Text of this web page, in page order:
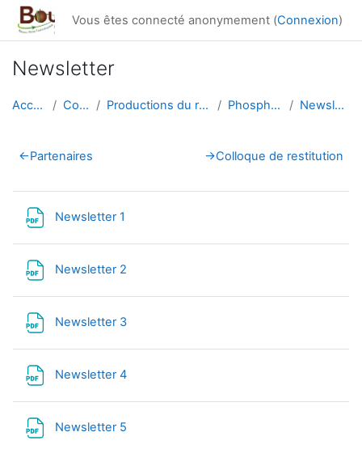
Passer au contenu principal
Vous êtes connecté anonymement (Connexion)
Newsletter
Accueil Cours Productions du réseau PhosphoBio Newsletter
Résumé de section
←Partenaires →Colloque de restitution
Newsletter 1
Newsletter 2
Newsletter 3
Newsletter 4
Newsletter 5